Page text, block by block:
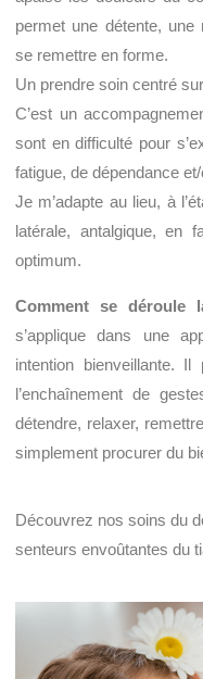
permet une détente, une
se remettre en forme.
Un prendre soin centré
C’est un
sont en difficulté pour
fatigue, de dépendance
Je m’adapte au lieu, à
latérale, antalgique, en
optimum.
Comment se déroule
s’applique dans une
intention bienveillante.
l’enchaînement de
détendre, relaxer,
simplement procurer du
Découvrez nos soins du
senteurs envoûtantes du